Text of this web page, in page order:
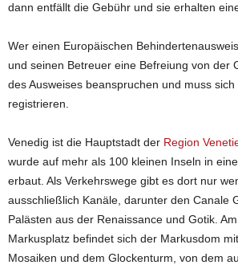
dann entfällt die Gebühr und sie erhalten
Wer einen Europäischen
und seinen Betreuer eine Befreiung von der
des Ausweises beanspruchen und muss
registrieren.
Venedig ist die Hauptstadt der Region
wurde auf mehr als 100 kleinen Inseln in
erbaut. Als Verkehrswege gibt es dort nur
ausschließlich Kanäle, darunter den Canale
Palästen aus der Renaissance und Gotik.
Markusplatz befindet sich der Markusdom
Mosaiken und dem Glockenturm, von dem